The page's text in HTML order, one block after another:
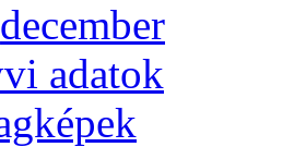
de­cem­ber
ada­tok